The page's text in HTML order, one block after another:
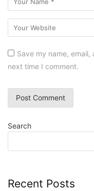
Save my name,
next time I comment.
Search
Recent Posts